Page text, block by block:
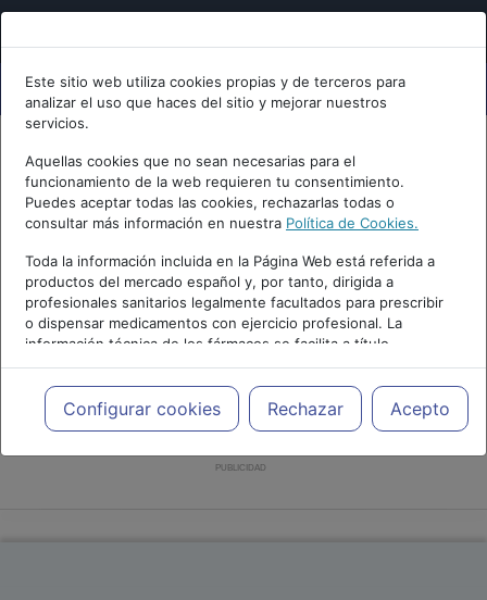
Este sitio web utiliza cookies propias y de terceros para
analizar el uso que haces del sitio y mejorar nuestros
servicios.
Aquellas cookies que no sean necesarias para el
funcionamiento de la web requieren tu consentimiento.
Puedes aceptar todas las cookies, rechazarlas todas o
consultar más información en nuestra Política de Cookies.
Toda la información incluida en la Página Web está referida a
productos del mercado español y, por tanto, dirigida a
profesionales sanitarios legalmente facultados para prescribir
o dispensar medicamentos con ejercicio profesional. La
información técnica de los fármacos se facilita a título
meramente informativo, siendo responsabilidad de los
profesionales facultados prescribir medicamentos y decidir, en
cada caso concreto, el tratamiento más adecuado a las
necesidades del paciente.
Configurar cookies Rechazar Acepto
PUBLICIDAD